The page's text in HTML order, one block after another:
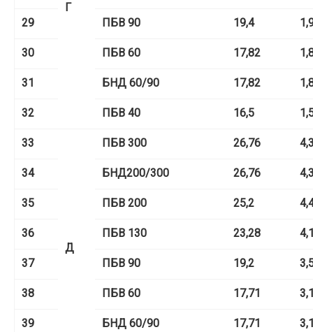
Г
29 ПБВ 90 19,4
30 ПБВ 60 17,82
31 БНД 60/90 17,82
32 ПБВ 40 16,5
33
Д
ПБВ 300 26,76
34 БНД200/300 26,76
35 ПБВ 200 25,2
36 ПБВ 130 23,28
37 ПБВ 90 19,2
38 ПБВ 60 17,71
39 БНД 60/90 17,71